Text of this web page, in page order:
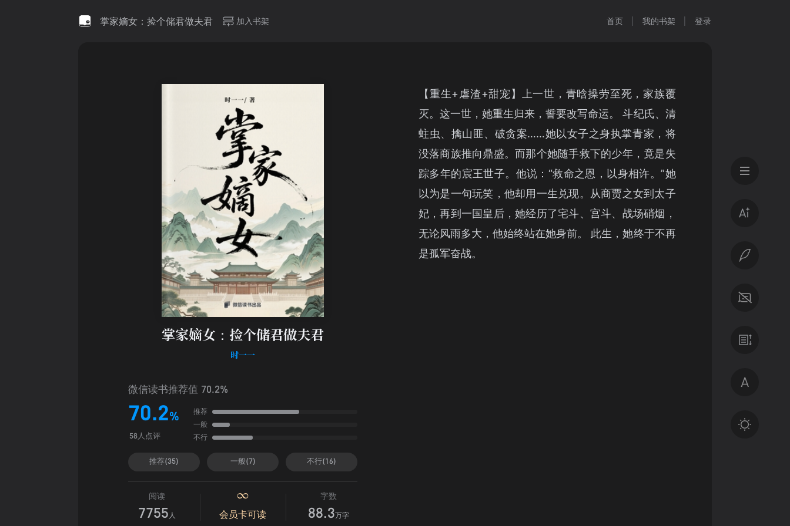
掌家嫡女：捡个储君做夫君 加入书架 首页 我的书架 登录
掌家嫡女：捡个储君做夫君
时一一
微信读书推荐值 70.2%
70.2%
58人点评
推荐
一般
不行
推荐(35) 一般(7) 不行(16)
阅读
7755 人 会员卡可读
字数
88.3万字
【重生+虐渣+甜宠】上一世，青晗操劳至死，家族覆
灭。这一世，她重生归来，誓要改写命运。 斗纪氏、清
蛀虫、擒山匪、破贪案……她以女子之身执掌青家，将
没落商族推向鼎盛。而那个她随手救下的少年，竟是失
踪多年的宸王世子。他说：“救命之恩，以身相许。”她
以为是一句玩笑，他却用一生兑现。从商贾之女到太子
妃，再到一国皇后，她经历了宅斗、宫斗、战场硝烟，
无论风雨多大，他始终站在她身前。 此生，她终于不再
是孤军奋战。